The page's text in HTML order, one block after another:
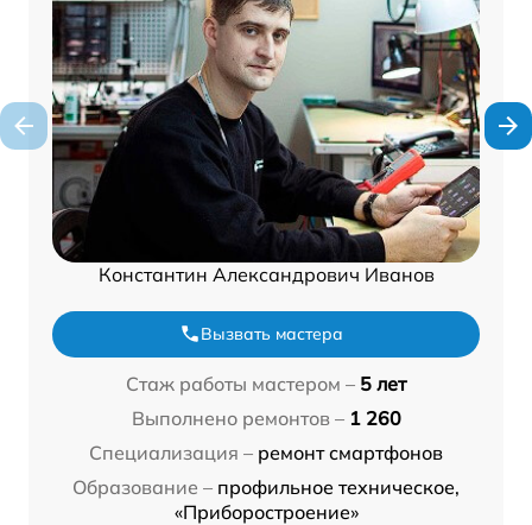
Константин Александрович Иванов
Вызвать мастера
Стаж работы мастером – 5 лет
Выполнено ремонтов – 1 260
Специализация – ремонт смартфонов
Образование – профильное техническое,
«Приборостроение»